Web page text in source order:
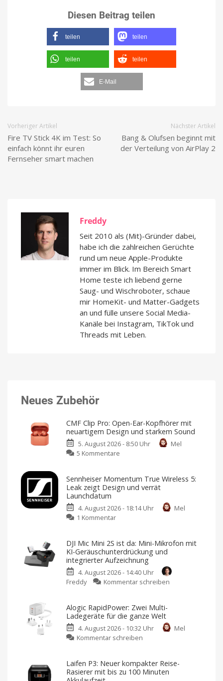
Diesen Beitrag teilen
teilen teilen
teilen teilen
E-Mail
Vorheriger Artikel
Fire TV Stick 4K im Test: So
einfach könnt ihr euren
Fernseher smart machen
Nächster Artikel
Bang & Olufsen beginnt mit
der Verteilung von AirPlay 2
Freddy
Seit 2010 als (Mit)-Gründer dabei,
habe ich die zahlreichen Gerüchte
rund um neue Apple-Produkte
immer im Blick. Im Bereich Smart
Home teste ich liebend gerne
Saug- und Wischroboter, schaue
mir HomeKit- und Matter-Gadgets
an und fülle unsere Social Media-
Kanäle bei Instagram, TikTok und
Threads mit Leben.
Neues Zubehör
CMF Clip Pro: Open-Ear-Kopfhörer mit
neuartigem Design und starkem Sound
5. August 2026 - 8:50 Uhr
Mel
5 Kommentare
Pro:
Open-
Kopfhörer
Design
und
starkem
Klare
Gespräche
dank
Technology
Sennheiser Momentum True Wireless 5:
Leak zeigt Design und verrät
Launchdatum
4. August 2026 - 18:14 Uhr
Mel
1 Kommentar
True
Wireless
5:
Leak
zeigt
verrät
Launchdatum
Stabiler
und
DJI Mic Mini 2S ist da: Mini-Mikrofon mit
KI-Geräuschunterdrückung und
integrierter Aufzeichnung
4. August 2026 - 14:40 Uhr
Freddy
Kommentar schreiben
ist
mit
Alogic RapidPower: Zwei Multi-
Ladegeräte für die ganze Welt
4. August 2026 - 10:32 Uhr
Mel
Kommentar schreiben
Zwei
Multi-
Laifen P3: Neuer kompakter Reise-
Rasierer mit bis zu 100 Minuten